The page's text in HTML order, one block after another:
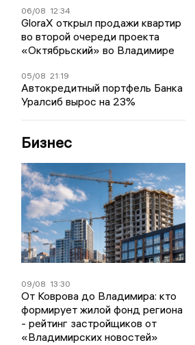
06/08 12:34
GloraX открыл продажи квартир
во второй очереди проекта
«Октябрьский» во Владимире
05/08 21:19
Автокредитный портфель Банка
Уралсиб вырос на 23%
Бизнес
09/08 13:30
От Коврова до Владимира: кто
формирует жилой фонд региона
- рейтинг застройщиков от
«Владимирских новостей»